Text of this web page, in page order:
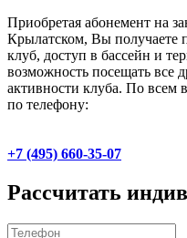
Приобретая абонемент на
Крылатском, Вы получаете
клуб, доступ в бассейн и
возможность посещать все
активности клуба. По всем
по телефону:
+7 (495) 660-35-07
Рассчитать